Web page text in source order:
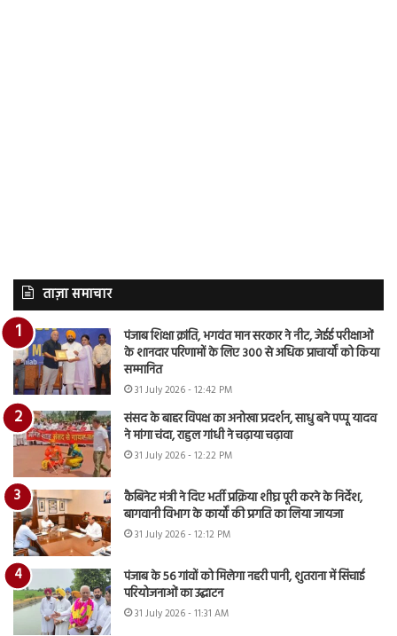
ताज़ा समाचार
पंजाब शिक्षा क्रांति, भगवंत मान सरकार ने नीट, जेईई परीक्षाओं
के शानदार परिणामों के लिए 300 से अधिक प्राचार्यों को किया
सम्मानित
31 July 2026 - 12:42 PM
संसद के बाहर विपक्ष का अनोखा प्रदर्शन, साधु बने पप्पू यादव
ने मांगा चंदा, राहुल गांधी ने चढ़ाया चढ़ावा
31 July 2026 - 12:22 PM
कैबिनेट मंत्री ने दिए भर्ती प्रक्रिया शीघ्र पूरी करने के निर्देश,
बागवानी विभाग के कार्यों की प्रगति का लिया जायजा
31 July 2026 - 12:12 PM
पंजाब के 56 गांवों को मिलेगा नहरी पानी, शुतराना में सिंचाई
परियोजनाओं का उद्घाटन
31 July 2026 - 11:31 AM